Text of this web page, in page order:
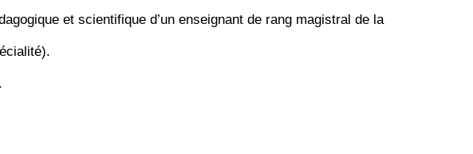
et scientifique d’un enseignant de rang magistral de la